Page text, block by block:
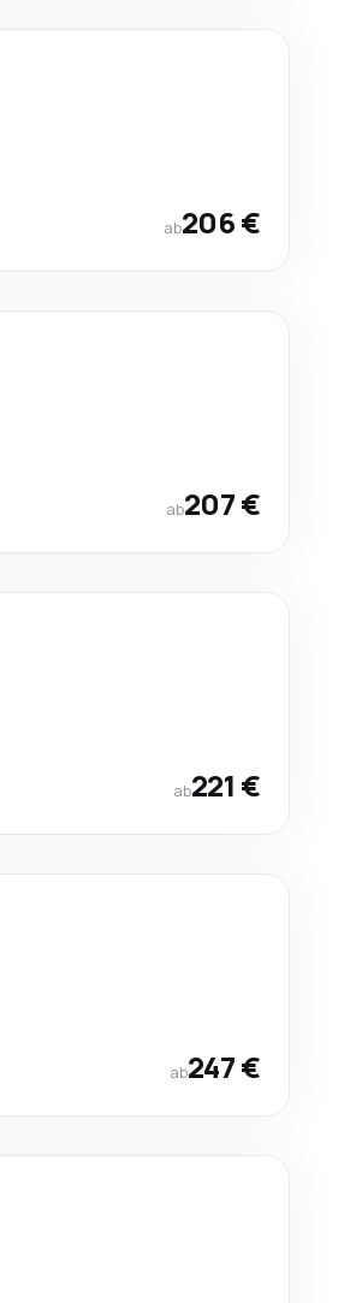
ab206 €
ab207 €
ab221 €
ab247 €